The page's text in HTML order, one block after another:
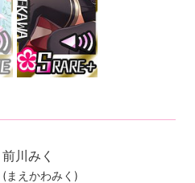
前川みく
(まえかわみく)